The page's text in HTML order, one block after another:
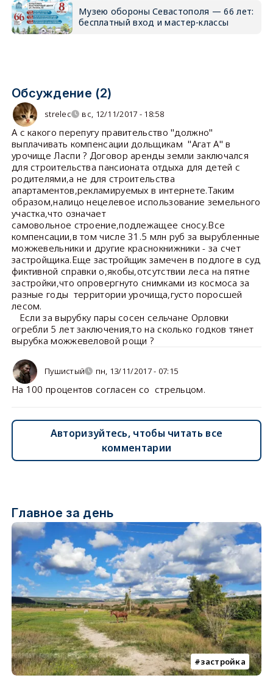
Музею обороны Севастополя — 66 лет:
бесплатный вход и мастер-классы
Обсуждение (2)
strelec вс, 12/11/2017 - 18:58
А с какого перепугу правительство "должно"
выплачивать компенсации дольщикам "Агат А" в
урочище Ласпи ? Договор аренды земли заключался
для строительства пансионата отдыха для детей с
родителями,а не для строительства
апартаментов,рекламируемых в интернете.Таким
образом,налицо нецелевое использование земельного
участка,что означает
самовольное строение,подлежащее сносу.Все
компенсации,в том числе 31.5 млн руб за вырубленные
можжевельники и другие краснокнижники - за счет
застройщика.Еще застройщик замечен в подлоге в суд
фиктивной справки о,якобы,отсутствии леса на пятне
застройки,что опровергнуто снимками из космоса за
разные годы территории урочища,густо поросшей
лесом.
Если за вырубку пары сосен сельчане Орловки
огребли 5 лет заключения,то на сколько годков тянет
вырубка можжевеловой рощи ?
Пушистый пн, 13/11/2017 - 07:15
На 100 процентов согласен со стрельцом.
Авторизуйтесь, чтобы читать все
комментарии
Главное за день
застройка